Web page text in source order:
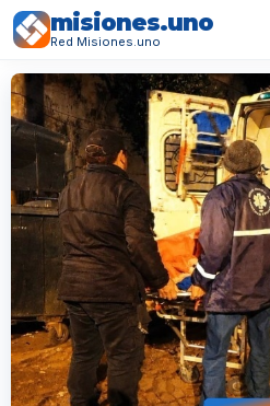
misiones.uno
Red Misiones.uno